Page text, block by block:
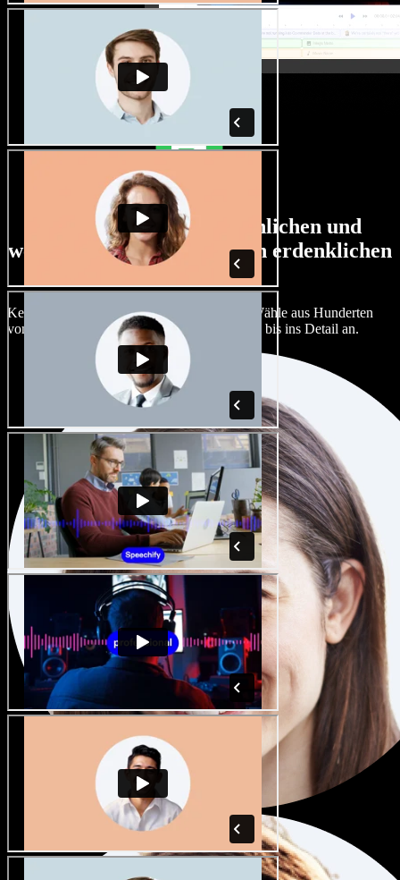
Große Auswahl an männlichen und
weiblichen Stimmen in allen erdenklichen
Akzenten
Kein Projekt muss wie das andere klingen. Wähle aus Hunderten
von KI-Stimmen und Akzenten und passe sie bis ins Detail an.